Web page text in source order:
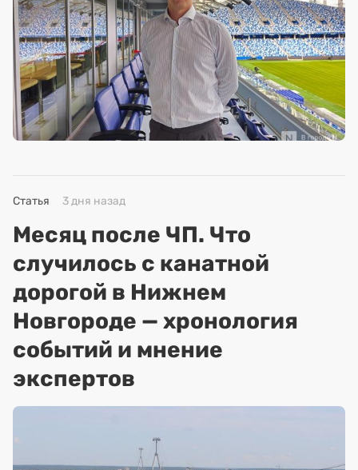
Статья 3 дня назад
Месяц после ЧП. Что
случилось с канатной
дорогой в Нижнем
Новгороде — хронология
событий и мнение
экспертов